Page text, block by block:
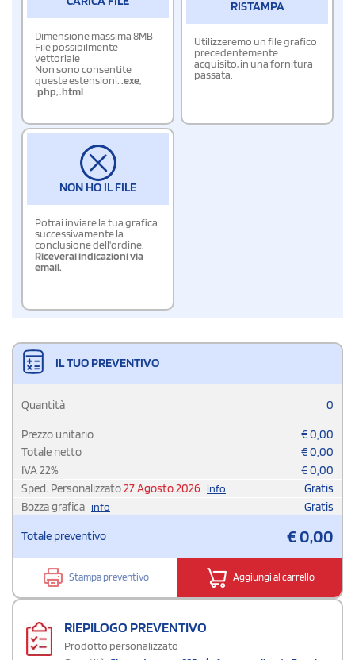
Dimensione massima 8MB
File possibilmente
vettoriale
Non sono consentite
queste estensioni:.exe,
.php,.html
RISTAMPA
Utilizzeremo un file grafico
precedentemente
acquisito, in una fornitura
passata.
NON HO IL FILE
Potrai inviare la tua grafica
successivamente la
conclusione dell'ordine.
Riceverai indicazioni via
email.
IL TUO PREVENTIVO
Quantità 0
Prezzo unitario €0,00
Totale netto
€0,00
IVA22% €0,00
Sped. Personalizzato27 Agosto 2026 info
Gratis
Bozza grafica info Gratis
Totale preventivo €0,00
Stampa preventivo Aggiungi al carrello
RIEPILOGO PREVENTIVO
Prodotto personalizzato